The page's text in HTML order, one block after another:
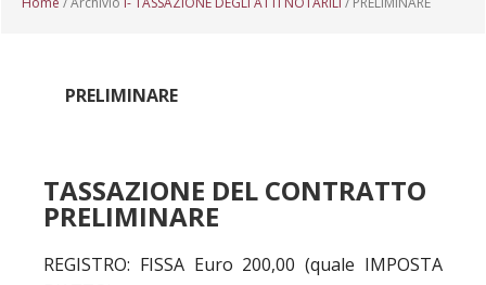
PRELIMINARE
TASSAZIONE DEL CONTRATTO
PRELIMINARE
REGISTRO: FISSA Euro 200,00 (quale IMPOSTA